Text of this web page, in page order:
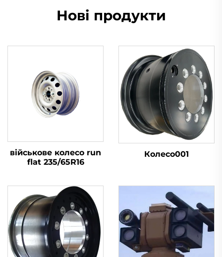
Нові продукти
військове колесо run
flat 235/65R16
Колесо001